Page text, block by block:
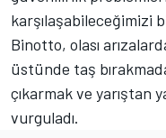
karşılaşabileceğimizi
Binotto, olası
üstünde taş
çıkarmak ve yarıştan
vurguladı.